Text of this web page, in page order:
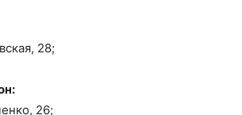
28;
26;